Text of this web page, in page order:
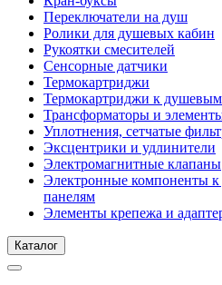
Переключатели на душ
Ролики для душевых кабин
Рукоятки смесителей
Сенсорные датчики
Термокартриджи
Термокартриджи к
Трансформаторы и
Уплотнения, сетчатые
Эксцентрики и удлинители
Электромагнитные клапаны
Электронные компоненты
панелям
Элементы крепежа и
Каталог